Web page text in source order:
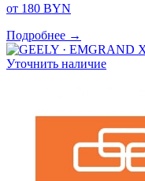
от 180 BYN
Подробнее →
Уточнить наличие